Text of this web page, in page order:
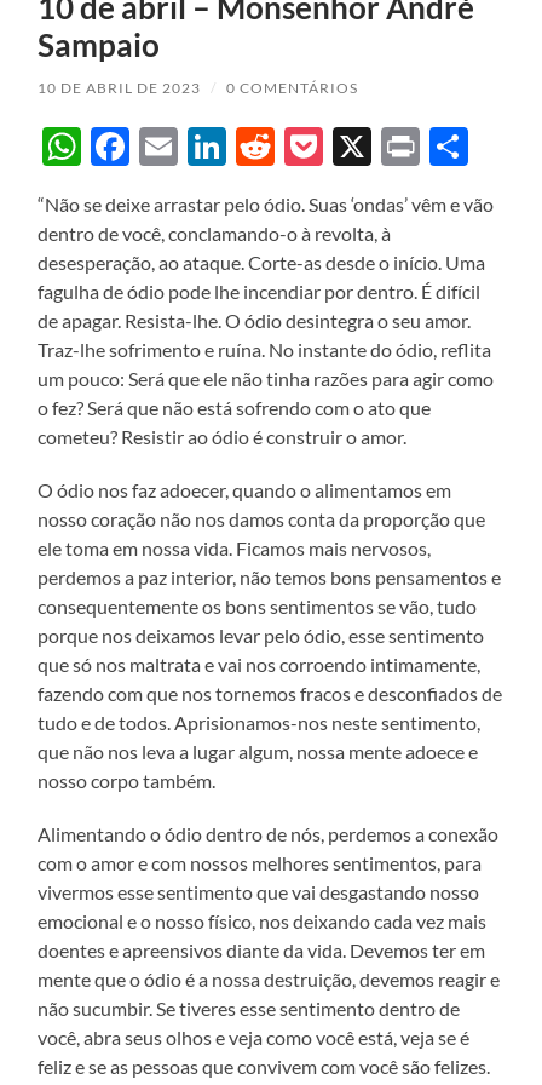
Sampaio
10 DE ABRIL DE 2023 / 0 COMENTÁRIOS
WhatsApp
Facebook
EmailLinkedIn
Reddit
Pocket
X Print
“Não se deixe arrastar pelo ódio. Suas ‘ondas’ vêm e vão
dentro de você, conclamando-o à revolta, à
desesperação, ao ataque. Corte-as desde o início. Uma
fagulha de ódio pode lhe incendiar por dentro. É difícil
de apagar. Resista-lhe. O ódio desintegra o seu amor.
Traz-lhe sofrimento e ruína. No instante do ódio, reflita
um pouco: Será que ele não tinha razões para agir como
o fez? Será que não está sofrendo com o ato que
cometeu? Resistir ao ódio é construir o amor.
O ódio nos faz adoecer, quando o alimentamos em
nosso coração não nos damos conta da proporção que
ele toma em nossa vida. Ficamos mais nervosos,
perdemos a paz interior, não temos bons pensamentos e
consequentemente os bons sentimentos se vão, tudo
porque nos deixamos levar pelo ódio, esse sentimento
que só nos maltrata e vai nos corroendo intimamente,
fazendo com que nos tornemos fracos e desconfiados de
tudo e de todos. Aprisionamos-nos neste sentimento,
que não nos leva a lugar algum, nossa mente adoece e
nosso corpo também.
Alimentando o ódio dentro de nós, perdemos a conexão
com o amor e com nossos melhores sentimentos, para
vivermos esse sentimento que vai desgastando nosso
emocional e o nosso físico, nos deixando cada vez mais
doentes e apreensivos diante da vida. Devemos ter em
mente que o ódio é a nossa destruição, devemos reagir e
não sucumbir. Se tiveres esse sentimento dentro de
você, abra seus olhos e veja como você está, veja se é
feliz e se as pessoas que convivem com você são felizes.